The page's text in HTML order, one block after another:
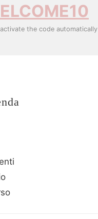
the code automatically